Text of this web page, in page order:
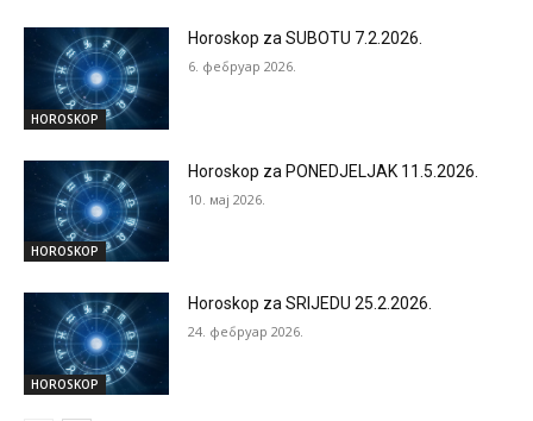
HOROSKOP
Horoskop za SUBOTU 7.2.2026.
6. фебруар 2026.
HOROSKOP
Horoskop za PONEDJELJAK 11.5.2026.
10. мај 2026.
HOROSKOP
Horoskop za SRIJEDU 25.2.2026.
24. фебруар 2026.